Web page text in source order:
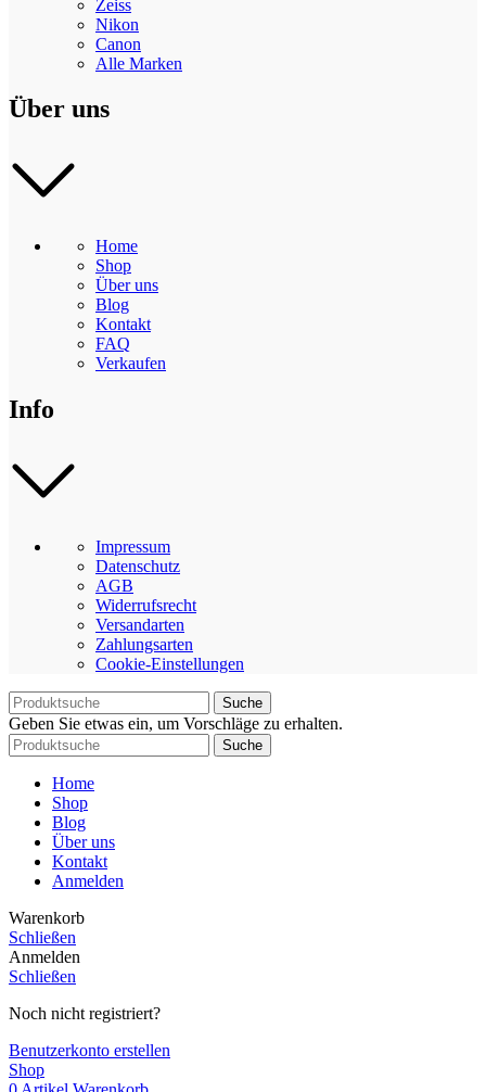
Zeiss
Nikon
Canon
Alle Marken
Über uns
Home
Shop
Über uns
Blog
Kontakt
FAQ
Verkaufen
Info
Impressum
Datenschutz
AGB
Widerrufsrecht
Versandarten
Zahlungsarten
Cookie-Einstellungen
Suche
Geben Sie etwas ein, um Vorschläge zu erhalten.
Suche
Home
Shop
Blog
Über uns
Kontakt
Anmelden
Warenkorb
Schließen
Anmelden
Schließen
Noch nicht registriert?
Benutzerkonto erstellen
Shop